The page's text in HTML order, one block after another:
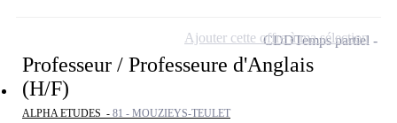
Professeur / Professeure d'Anglais
(H/F)
ALPHA ETUDES - 81 - MOUZIEYS-TEULET
CDDTemps partiel
Ajouter cette offre à ma sélection